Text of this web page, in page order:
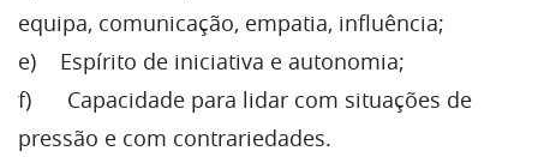
equipa, comunicação, empatia, influência;
e) Espírito de iniciativa e autonomia;
f) Capacidade para lidar com situações de
pressão e com contrariedades.